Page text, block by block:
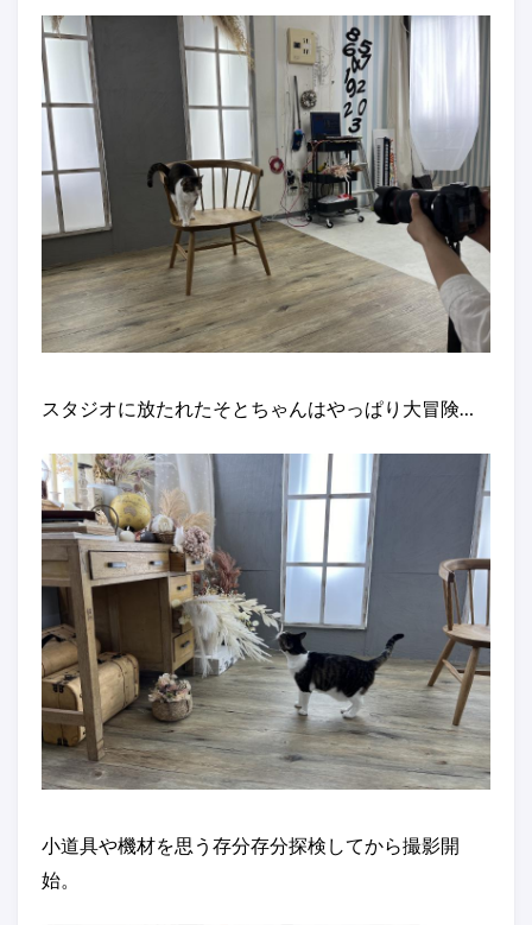
スタジオに放たれたそとちゃんはやっぱり大冒険…
小道具や機材を思う存分存分探検してから撮影開
始。